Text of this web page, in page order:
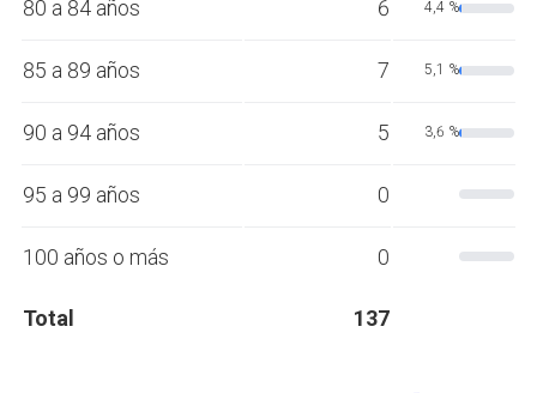
80 a 84 años 6 4,4 %
85 a 89 años 7 5,1 %
90 a 94 años 5 3,6 %
95 a 99 años 0
100 años o más 0
Total 137